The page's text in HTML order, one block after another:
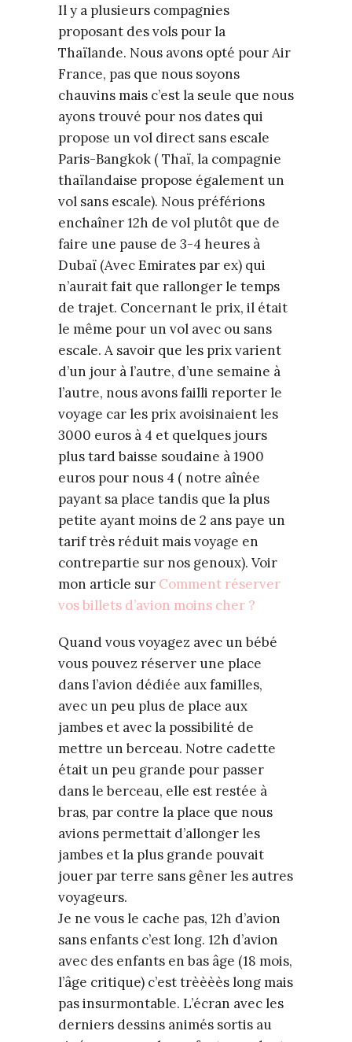
Il y a plusieurs compagnies
proposant des vols pour la
Thaïlande. Nous avons opté pour Air
France, pas que nous soyons
chauvins mais c’est la seule que nous
ayons trouvé pour nos dates qui
propose un vol direct sans escale
Paris-Bangkok ( Thaï, la compagnie
thaïlandaise propose également un
vol sans escale). Nous préférions
enchaîner 12h de vol plutôt que de
faire une pause de 3-4 heures à
Dubaï (Avec Emirates par ex) qui
n’aurait fait que rallonger le temps
de trajet. Concernant le prix, il était
le même pour un vol avec ou sans
escale. A savoir que les prix varient
d’un jour à l’autre, d’une semaine à
l’autre, nous avons failli reporter le
voyage car les prix avoisinaient les
3000 euros à 4 et quelques jours
plus tard baisse soudaine à 1900
euros pour nous 4 ( notre aînée
payant sa place tandis que la plus
petite ayant moins de 2 ans paye un
tarif très réduit mais voyage en
contrepartie sur nos genoux). Voir
mon article sur Comment réserver
vos billets d’avion moins cher ?
Quand vous voyagez avec un bébé
vous pouvez réserver une place
dans l’avion dédiée aux familles,
avec un peu plus de place aux
jambes et avec la possibilité de
mettre un berceau. Notre cadette
était un peu grande pour passer
dans le berceau, elle est restée à
bras, par contre la place que nous
avions permettait d’allonger les
jambes et la plus grande pouvait
jouer par terre sans gêner les autres
voyageurs.
Je ne vous le cache pas, 12h d’avion
sans enfants c’est long. 12h d’avion
avec des enfants en bas âge (18 mois,
l’âge critique) c’est trèèèès long mais
pas insurmontable. L’écran avec les
derniers dessins animés sortis au